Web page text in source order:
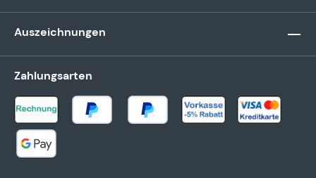
Auszeichnungen
Zahlungsarten